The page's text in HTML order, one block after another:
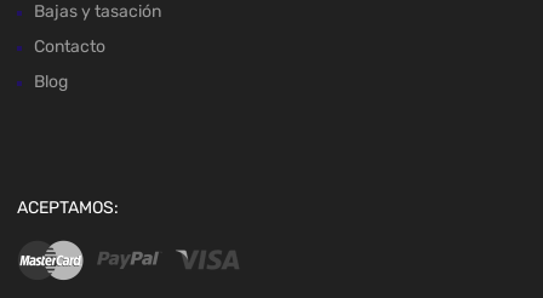
Bajas y tasación
Contacto
Blog
ACEPTAMOS: